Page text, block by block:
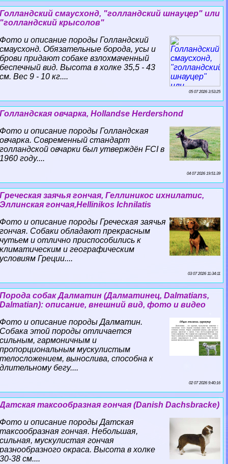
Голландский смаусхонд, "голландский шнауцер" или
"голландский крысолов"
Фото и описание породы Голландский
смаусхонд. Обязательные борода, усы и
брови придают собаке взлохмаченный
беспечный вид. Высота в холке 35,5 - 43
см. Вес 9 - 10 кг....
05 07 2026 3:53:25
Голландская овчарка, Hollandse Herdershond
Фото и описание породы Голландская
овчарка. Современный стандарт
голландской овчарки был утверждён FCI в
1960 году....
04 07 2026 19:51:39
Греческая заячья гончая, Геллиникос ихнилатис,
Эллинская гончая,Hellinikos Ichnilatis
Фото и описание породы Греческая заячья
гончая. Собаки обладают прекрасным
чутьем и отлично приспособились к
климатическим и географическим
условиям Греции....
03 07 2026 11:34:11
Порода собак Далматин (Далматинец, Dalmatians,
Dalmatian): описание, внешний вид, фото и видео
Фото и описание породы Далматин.
Собака этой породы отличается
сильным, гармоничным и
пропорциональным мускулистым
телосложением, вынослива, способна к
длительному бегу....
02 07 2026 9:40:16
Датская таксообразная гончая (Danish Dachsbracke)
Фото и описание породы Датская
таксообразная гончая. Небольшая,
сильная, мускулистая гончая
разнообразного окраса. Высота в холке
30-38 см....